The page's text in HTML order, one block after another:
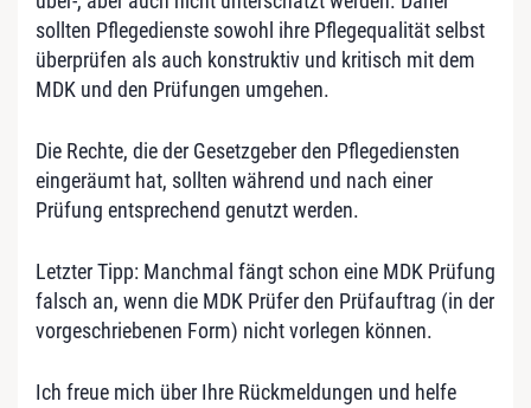
sollten Pflegedienste sowohl ihre Pflegequalität selbst
überprüfen als auch konstruktiv und kritisch mit dem
MDK und den Prüfungen umgehen.
Die Rechte, die der Gesetzgeber den Pflegediensten
eingeräumt hat, sollten während und nach einer
Prüfung entsprechend genutzt werden.
Letzter Tipp: Manchmal fängt schon eine MDK Prüfung
falsch an, wenn die MDK Prüfer den Prüfauftrag (in der
vorgeschriebenen Form) nicht vorlegen können.
Ich freue mich über Ihre Rückmeldungen und helfe